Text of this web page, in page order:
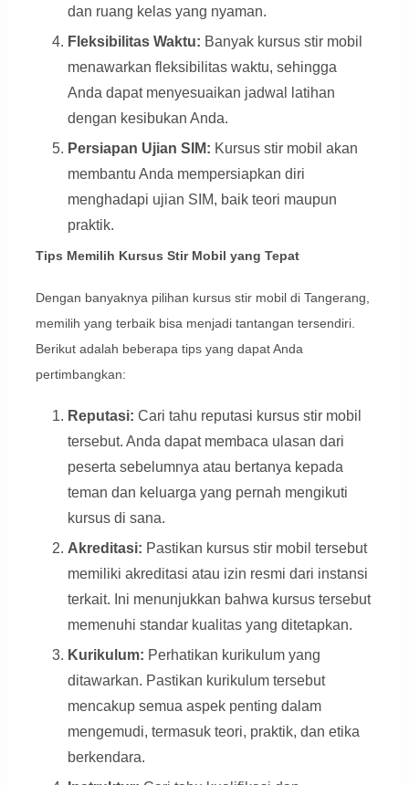
dan ruang kelas yang nyaman.
Fleksibilitas Waktu: Banyak kursus stir mobil
menawarkan fleksibilitas waktu, sehingga
Anda dapat menyesuaikan jadwal latihan
dengan kesibukan Anda.
Persiapan Ujian SIM: Kursus stir mobil akan
membantu Anda mempersiapkan diri
menghadapi ujian SIM, baik teori maupun
praktik.
Tips Memilih Kursus Stir Mobil yang Tepat
Dengan banyaknya pilihan kursus stir mobil di Tangerang,
memilih yang terbaik bisa menjadi tantangan tersendiri.
Berikut adalah beberapa tips yang dapat Anda
pertimbangkan:
Reputasi: Cari tahu reputasi kursus stir mobil
tersebut. Anda dapat membaca ulasan dari
peserta sebelumnya atau bertanya kepada
teman dan keluarga yang pernah mengikuti
kursus di sana.
Akreditasi: Pastikan kursus stir mobil tersebut
memiliki akreditasi atau izin resmi dari instansi
terkait. Ini menunjukkan bahwa kursus tersebut
memenuhi standar kualitas yang ditetapkan.
Kurikulum: Perhatikan kurikulum yang
ditawarkan. Pastikan kurikulum tersebut
mencakup semua aspek penting dalam
mengemudi, termasuk teori, praktik, dan etika
berkendara.